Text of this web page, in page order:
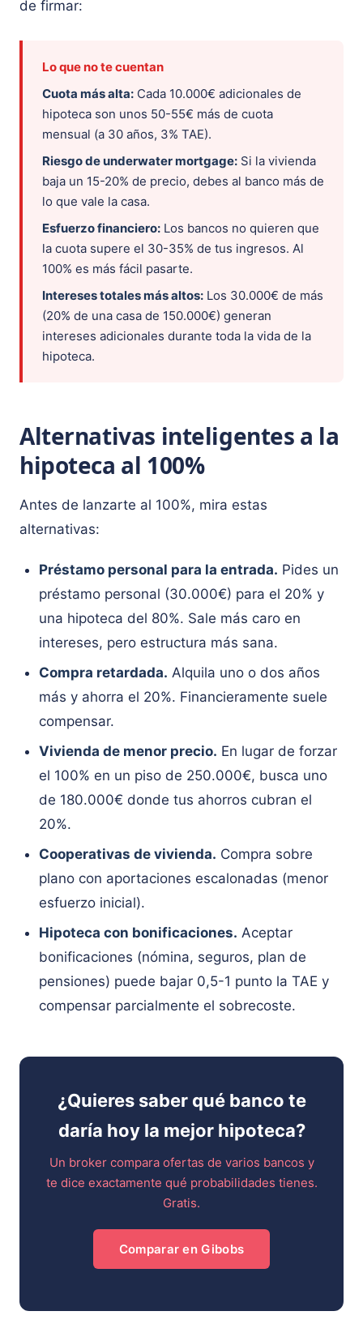
de firmar:
Lo que no te cuentan
Cuota más alta: Cada 10.000€ adicionales de
hipoteca son unos 50-55€ más de cuota
mensual (a 30 años, 3% TAE).
Riesgo de underwater mortgage: Si la vivienda
baja un 15-20% de precio, debes al banco más de
lo que vale la casa.
Esfuerzo financiero: Los bancos no quieren que
la cuota supere el 30-35% de tus ingresos. Al
100% es más fácil pasarte.
Intereses totales más altos: Los 30.000€ de más
(20% de una casa de 150.000€) generan
intereses adicionales durante toda la vida de la
hipoteca.
Alternativas inteligentes a la
hipoteca al 100%
Antes de lanzarte al 100%, mira estas
alternativas:
Préstamo personal para la entrada. Pides un
préstamo personal (30.000€) para el 20% y
una hipoteca del 80%. Sale más caro en
intereses, pero estructura más sana.
Compra retardada. Alquila uno o dos años
más y ahorra el 20%. Financieramente suele
compensar.
Vivienda de menor precio. En lugar de forzar
el 100% en un piso de 250.000€, busca uno
de 180.000€ donde tus ahorros cubran el
20%.
Cooperativas de vivienda. Compra sobre
plano con aportaciones escalonadas (menor
esfuerzo inicial).
Hipoteca con bonificaciones. Aceptar
bonificaciones (nómina, seguros, plan de
pensiones) puede bajar 0,5-1 punto la TAE y
compensar parcialmente el sobrecoste.
¿Quieres saber qué banco te
daría hoy la mejor hipoteca?
Un broker compara ofertas de varios bancos y
te dice exactamente qué probabilidades tienes.
Gratis.
Comparar en Gibobs